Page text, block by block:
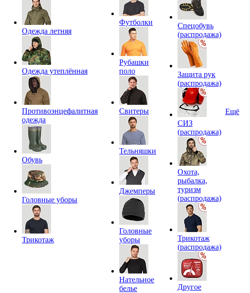
Одежда летняя
Одежда утеплённая
Противоэнцефалитная
одежда
Обувь
Головные уборы
Трикотаж
Футболки
Рубашки
поло
Свитеры
Тельняшки
Джемперы
Головные
уборы
Нательное
белье
Спецобувь
(распродажа)
Защита рук
(распродажа)
СИЗ
(распродажа)
Охота,
рыбалка,
туризм
(распродажа)
Трикотаж
(распродажа)
Другое
Ещё